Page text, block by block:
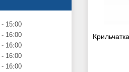
15:00
16:00
16:00
16:00
16:00